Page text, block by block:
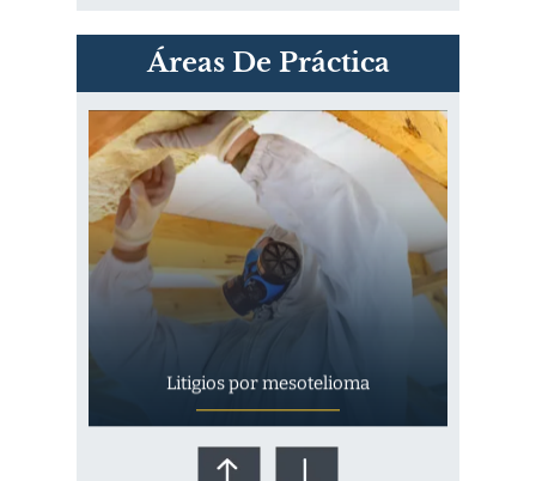
Áreas De Práctica
PVC Cloruro de polivinilo
Exposición
Litigios por mesotelioma